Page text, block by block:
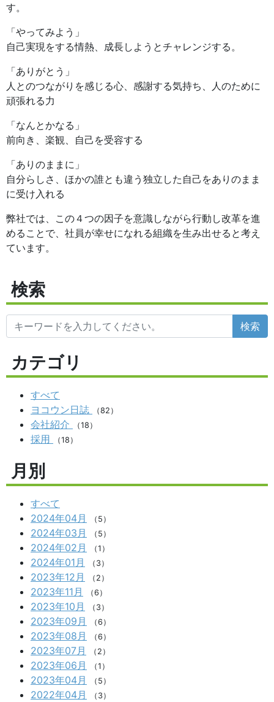
す。
「やってみよう」
自己実現をする情熱、成⻑しようとチャレンジする。
「ありがとう」
人とのつながりを感じる心、感謝する気持ち、人のために
頑張れる力
「なんとかなる」
前向き、楽観、自己を受容する
「ありのままに」
自分らしさ、ほかの誰とも違う独立した自己をありのまま
に受け入れる
弊社では、この４つの因子を意識しながら行動し改革を進
めることで、社員が幸せになれる組織を生み出せると考え
ています。
検索
検索
カテゴリ
すべて
ヨコウン日誌
（82）
会社紹介 （18）
採用 （18）
月別
すべて
2024年04月
（5）
2024年03月 （5）
2024年02月 （1）
2024年01月 （3）
2023年12月 （2）
2023年11月 （6）
2023年10月 （3）
2023年09月 （6）
2023年08月 （6）
2023年07月 （2）
2023年06月 （1）
2023年04月 （5）
2022年04月 （3）